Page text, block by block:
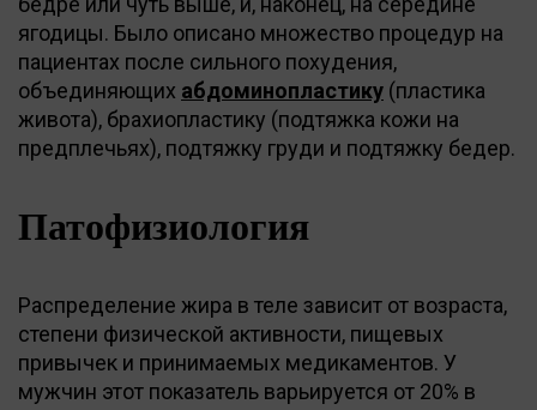
ягодицы. Было описано множество процедур на
пациентах после сильного похудения,
объединяющих абдоминопластику (пластика
живота), брахиопластику (подтяжка кожи на
предплечьях), подтяжку груди и подтяжку бедер.
Патофизиология
Распределение жира в теле зависит от возраста,
степени физической активности, пищевых
привычек и принимаемых медикаментов. У
мужчин этот показатель варьируется от 20% в